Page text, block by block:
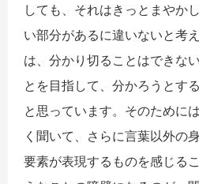
しても、それはきっとまやか
い部分があるに違いないと考
は、分かり切ることはできな
とを目指して、分かろうとす
と思っています。そのために
く聞いて、さらに言葉以外の
要素が表現するものを感じる